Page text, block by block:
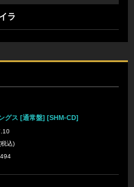
ラ
グス [通常盤] [SHM-CD]
込)